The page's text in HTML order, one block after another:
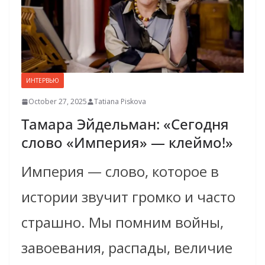
ИНТЕРВЬЮ
October 27, 2025 Tatiana Piskova
Тамара Эйдельман: «Сегодня
слово «Империя» — клеймо!»
Империя — слово, которое в
истории звучит громко и часто
страшно. Мы помним войны,
завоевания, распады, величие